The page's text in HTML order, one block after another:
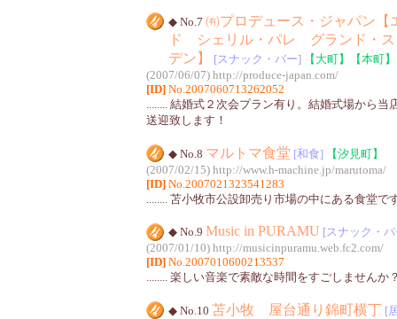
◆ No.7 ㈲プロデュース・ジャパン【
ド シェリル・パレ グランド・ス
デン】
[スナック・バー] 【大町】
【本町】
(2007/06/07) http://produce-japan.com/
[ID] No.2007060713262052
........ 結婚式２次会プラン有り。結婚式場から当
送迎致します！
◆ No.8 マルトマ食堂 [和食]
【汐見町】
(2007/02/15) http://www.h-machine.jp/marutoma/
[ID] No.2007021323541283
........ 苫小牧市公設卸売り市場の中にある食堂で
◆ No.9 Music in PURAMU [スナック・
(2007/01/10) http://musicinpuramu.web.fc2.com/
[ID] No.2007010600213537
........ 楽しい音楽で素敵な時間をすごしませんか
◆ No.10 苫小牧 屋台通り錦町横丁 [